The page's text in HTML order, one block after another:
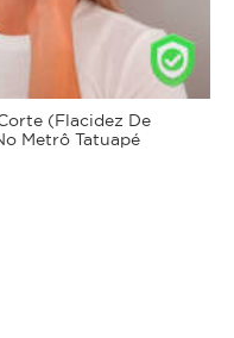
(Flacidez De
Metrô Tatuapé